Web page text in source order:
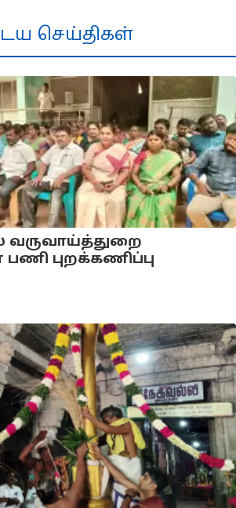
செய்திகள்
வருவாய்த்துறை
புறக்கணிப்பு